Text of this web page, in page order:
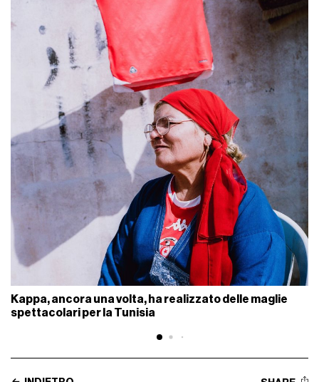
Kappa, ancora una volta, ha realizzato delle maglie
spettacolari per la Tunisia